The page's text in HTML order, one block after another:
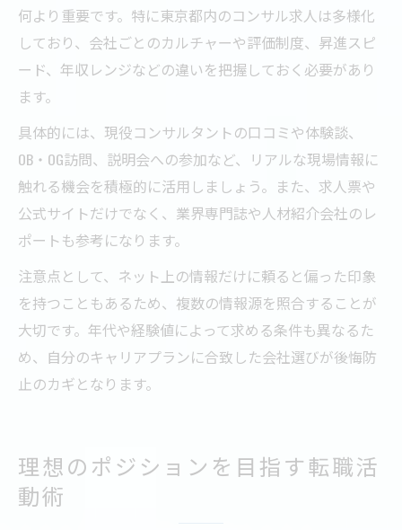
何より重要です。特に東京都内のコンサル求人は多様化
しており、会社ごとのカルチャーや評価制度、昇進スピ
ード、年収レンジなどの違いを把握しておく必要があり
ます。
具体的には、現役コンサルタントの口コミや体験談、
OB・OG訪問、説明会への参加など、リアルな現場情報に
触れる機会を積極的に活用しましょう。また、求人票や
公式サイトだけでなく、業界専門誌や人材紹介会社のレ
ポートも参考になります。
注意点として、ネット上の情報だけに頼ると偏った印象
を持つこともあるため、複数の情報源を照合することが
大切です。年代や経験値によって求める条件も異なるた
め、自分のキャリアプランに合致した会社選びが後悔防
止のカギとなります。
理想のポジションを目指す転職活
動術